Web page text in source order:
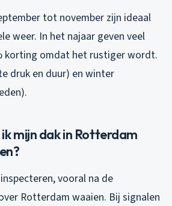
tot november zijn ideaal
weer. In het najaar geven veel
korting omdat het rustiger wordt.
druk en duur) en winter
mijn dak in Rotterdam
vooral na de
Rotterdam waaien. Bij signalen